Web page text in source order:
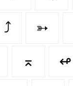
⤴ ➳
⌅ ↫